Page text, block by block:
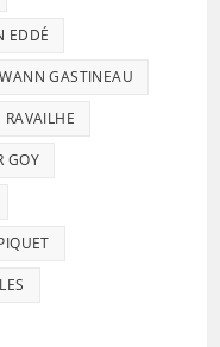
EDDÉ
GASTINEAU
RAVAILHE
GOY